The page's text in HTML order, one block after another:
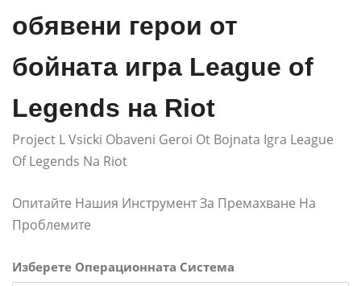
обявени герои от
бойната игра League of
Legends на Riot
Project L Vsicki Obaveni Geroi Ot Bojnata Igra League
Of Legends Na Riot
Опитайте Нашия Инструмент За Премахване На
Проблемите
Изберете Операционната Система